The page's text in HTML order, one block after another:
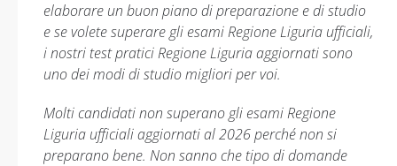
elaborare un buon piano di preparazione e di studio
e se volete superare gli esami Regione Liguria ufficiali,
i nostri test pratici Regione Liguria aggiornati sono
uno dei modi di studio migliori per voi.
Molti candidati non superano gli esami Regione
Liguria ufficiali aggiornati al 2026 perché non si
preparano bene. Non sanno che tipo di domande